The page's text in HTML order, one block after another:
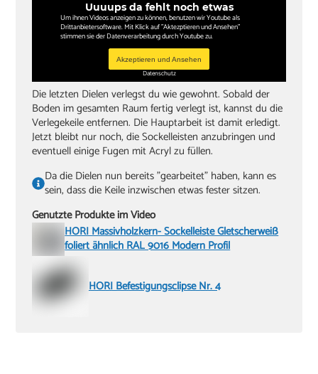
Uuuups da fehlt noch etwas
Um ihnen Videos anzeigen zu können, benutzen wir Youtube als
Drittanbietersoftware. Mit Klick auf "Aktezptieren und Ansehen"
stimmen sie der Datenverarbeitung durch Youtube zu.
Akzeptieren und Ansehen
Datenschutz
Die letzten Dielen verlegst du wie gewohnt. Sobald der
Boden im gesamten Raum fertig verlegt ist, kannst du die
Verlegekeile entfernen. Die Hauptarbeit ist damit erledigt.
Jetzt bleibt nur noch, die Sockelleisten anzubringen und
eventuell einige Fugen mit Acryl zu füllen.
Da die Dielen nun bereits "gearbeitet" haben, kann es
sein, dass die Keile inzwischen etwas fester sitzen.
Genutzte Produkte im Video
HORI Massivholzkern- Sockelleiste Gletscherweiß
foliert ähnlich RAL 9016 Modern Profil
HORI Befestigungsclipse Nr. 4